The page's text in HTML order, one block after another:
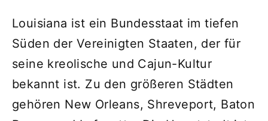
Louisiana ist ein Bundesstaat im tiefen
Süden der Vereinigten Staaten, der für
seine kreolische und Cajun-Kultur
bekannt ist. Zu den größeren Städten
gehören New Orleans, Shreveport, Baton